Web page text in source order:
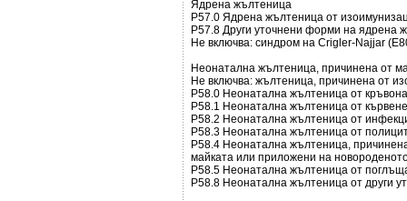
Ядрена жълтеница
Р57.0 Ядрена жълтеница от
Р57.8 Други уточнени форми на ядрена
Не включва: синдром на Crigler-Najjar
Неонатална жълтеница, причинена от
Не включва: жълтеница, причинена от
Р58.0 Неонатална жълтеница от
Р58.1 Неонатална жълтеница от кървене
Р58.2 Неонатална жълтеница от
Р58.3 Неонатална жълтеница от
Р58.4 Неонатална жълтеница,
майката или приложени на
Р58.5 Неонатална жълтеница от
Р58.8 Неонатална жълтеница от други